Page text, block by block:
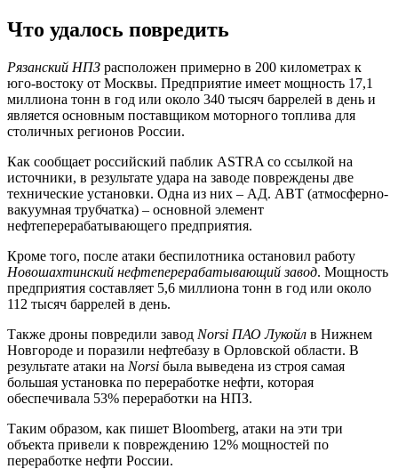
Что удалось повредить
Рязанский НПЗ расположен примерно в 200 километрах к
юго-востоку от Москвы. Предприятие имеет мощность 17,1
миллиона тонн в год или около 340 тысяч баррелей в день и
является основным поставщиком моторного топлива для
столичных регионов России.
Как сообщает российский паблик ASTRA со ссылкой на
источники, в результате удара на заводе повреждены две
технические установки. Одна из них – АД. АВТ (атмосферно-
вакуумная трубчатка) – основной элемент
нефтеперерабатывающего предприятия.
Кроме того, после атаки беспилотника остановил работу
Новошахтинский нефтеперерабатывающий завод. Мощность
предприятия составляет 5,6 миллиона тонн в год или около
112 тысяч баррелей в день.
Также дроны повредили завод Norsi ПАО Лукойл в Нижнем
Новгороде и поразили нефтебазу в Орловской области. В
результате атаки на Norsi была выведена из строя самая
большая установка по переработке нефти, которая
обеспечивала 53% переработки на НПЗ.
Таким образом, как пишет Bloomberg, атаки на эти три
объекта привели к повреждению 12% мощностей по
переработке нефти России.